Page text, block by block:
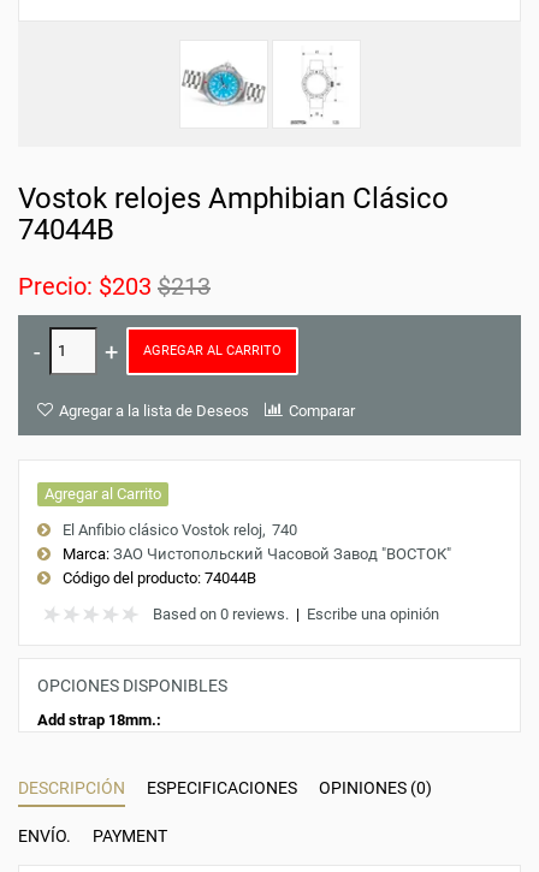
Vostok relojes Amphibian Clásico
74044B
Precio: $203 $213
AGREGAR AL CARRITO
Agregar a la lista de Deseos Comparar
Agregar al Carrito
El Anfibio clásico Vostok reloj 740
Marca: ЗАО Чистопольский Часовой Завод "ВОСТОК"
Código del producto: 74044B
Based on 0 reviews. | Escribe una opinión
OPCIONES DISPONIBLES
Add strap 18mm.:
DESCRIPCIÓN ESPECIFICACIONES OPINIONES (0)
ENVÍO. PAYMENT